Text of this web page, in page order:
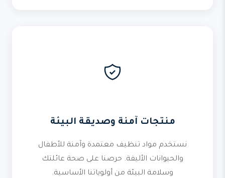
منتجات آمنة وصديقة البيئة
نستخدم مواد تنظيف معتمدة وآمنة للأطفال
والحيوانات الأليفة. حرصنا على صحة عائلتك
وسلامة البيئة من أولوياتنا الأساسية.